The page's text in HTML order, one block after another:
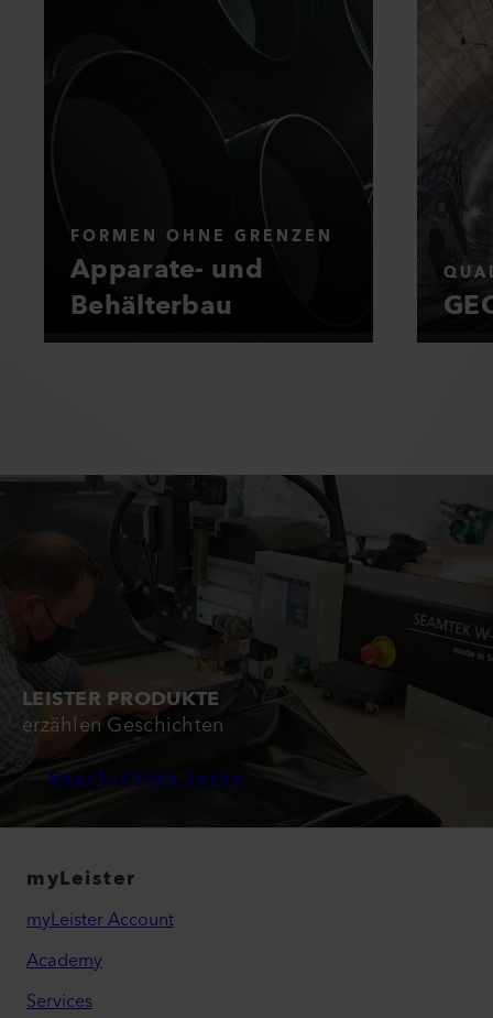
FORMEN OHNE GRENZEN
Apparate- und
Behälterbau
LEISTER PRODUKTE
erzählen Geschichten
Geschichten lesen
myLeister
myLeister Account
Academy
Services